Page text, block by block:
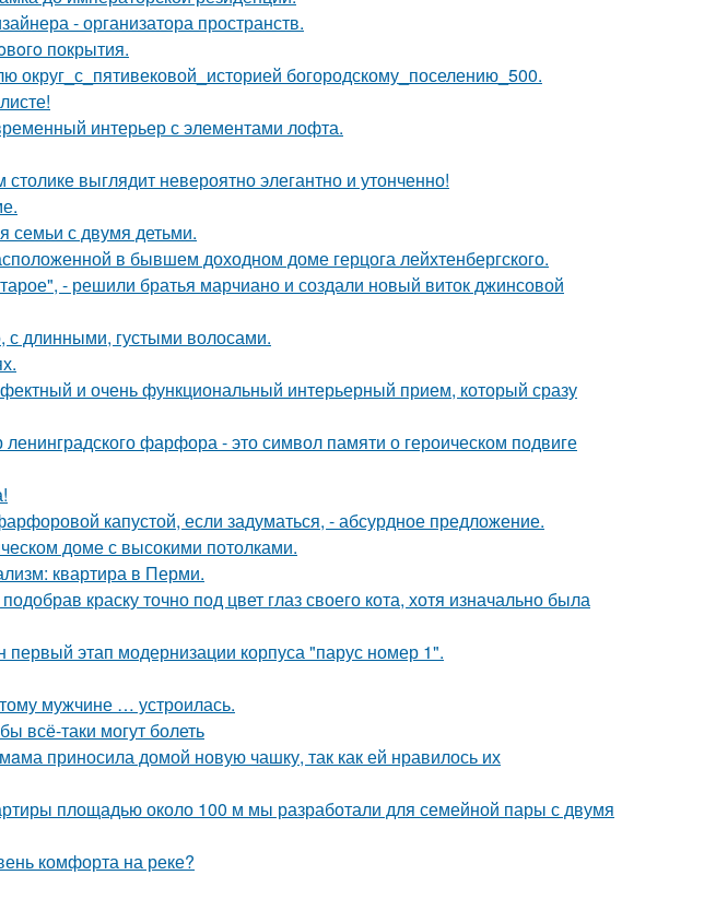
- организатора пространств.
покрытия.
богородскому_поселению_500.
интерьер с элементами лофта.
выглядит невероятно элегантно и утонченно!
семьи с двумя детьми.
в бывшем доходном доме герцога лейхтенбергского.
- решили братья марчиано и создали новый виток джинсовой
с длинными, густыми волосами.
и очень функциональный интерьерный прием, который сразу
ленинградского фарфора - это символ памяти о героическом подвиге
капустой, если задуматься, - абсурдное предложение.
доме с высокими потолками.
квартира в Перми.
краску точно под цвет глаз своего кота, хотя изначально была
этап модернизации корпуса "парус номер 1".
мужчине … устроилась.
всё-таки могут болеть
приносила домой новую чашку, так как ей нравилось их
площадью около 100 м мы разработали для семейной пары с двумя
комфорта на реке?